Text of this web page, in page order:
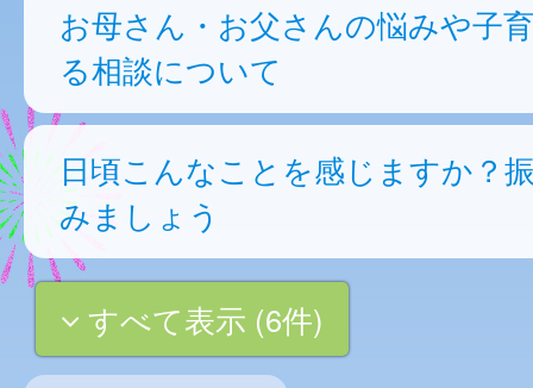
お母さん・お父さんの悩みや子
る相談について
日頃こんなことを感じますか？
みましょう
すべて表示 (6件)